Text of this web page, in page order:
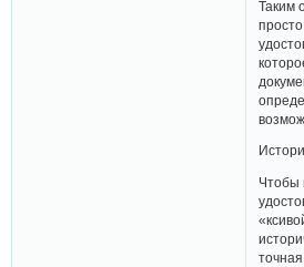
Таким
Чтобы